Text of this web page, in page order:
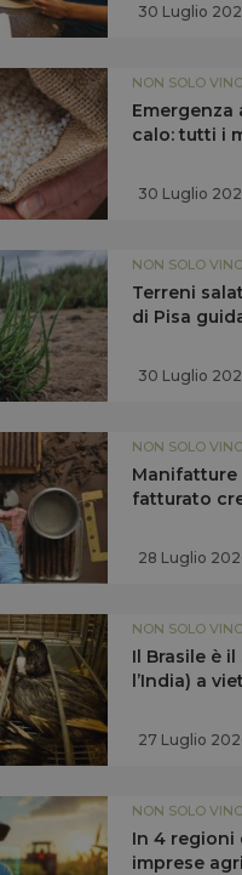
30 Luglio
NON SOLO
Emergenza
calo: tutti i
30 Luglio
NON SOLO
Terreni
di Pisa
30 Luglio
NON SOLO
Manifatture
fatturato
28 Luglio
NON SOLO
Il Brasile è
l’India) a
27 Luglio
NON SOLO
In 4 regioni
imprese